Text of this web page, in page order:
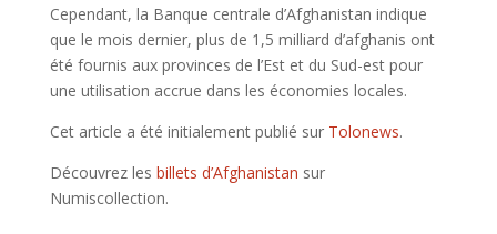
Cependant, la Banque centrale d’Afghanistan indique
que le mois dernier, plus de 1,5 milliard d’afghanis ont
été fournis aux provinces de l’Est et du Sud-est pour
une utilisation accrue dans les économies locales.
Cet article a été initialement publié sur Tolonews.
Découvrez les billets d’Afghanistan sur
Numiscollection.